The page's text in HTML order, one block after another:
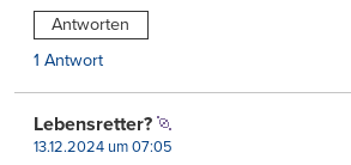
Antworten
1 Antwort
Lebensretter?
13.12.2024 um 07:05